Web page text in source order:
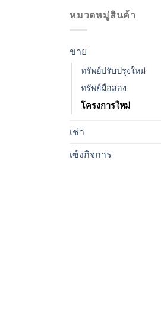
หมวดหมู่สินค้า
ขาย
ทรัพย์ปรับปรุงใหม่
ทรัพย์มือสอง
โครงการใหม่
เช่า
เซ้งกิจการ